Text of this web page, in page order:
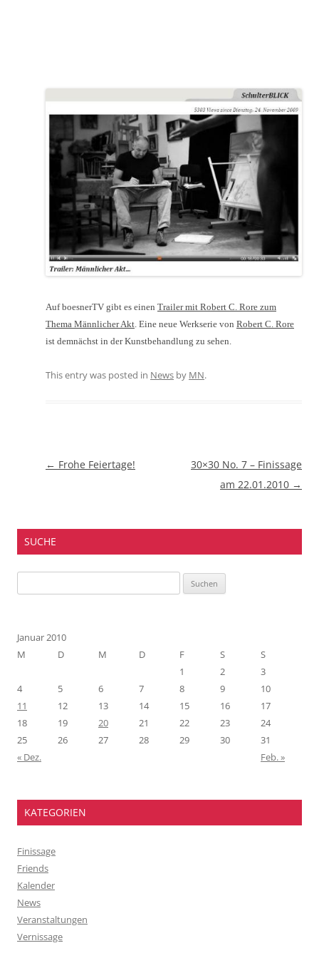
Auf boesnerTV gibt es einen Trailer mit Robert C. Rore zum
Thema Männlicher Akt . Eine neue Werkserie von Robert C. Rore
ist demnächst in der Kunstbehandlung zu sehen.
This entry was posted in News by MN.
Beitragsnavigation
← Frohe Feiertage!
30×30 No. 7 – Finissage
am 22.01.2010 →
SUCHE
nach:
Januar 2010
M
D M D F S
S
1
2
3
4
5 6 7 8 9
10
11
12 13 14 15 16
17
18
19 20 21 22 23
24
25
26 27 28 29 30
31
« Dez.
Feb. »
KATEGORIEN
Finissage
Friends
Kalender
News
Veranstaltungen
Vernissage